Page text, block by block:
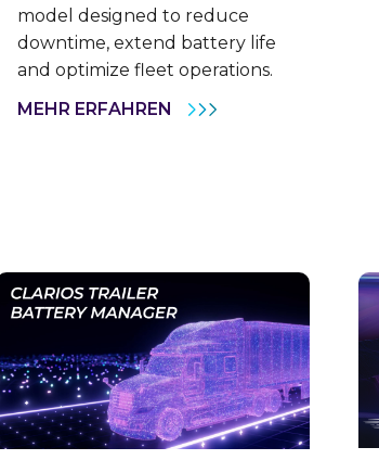
model designed to reduce
downtime, extend battery life
and optimize fleet operations.
MEHR ERFAHREN CLARIOS